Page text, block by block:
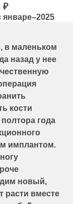
₽
в маленьком
назад у нее
кости
года
имплантом.
новый,
расти вместе